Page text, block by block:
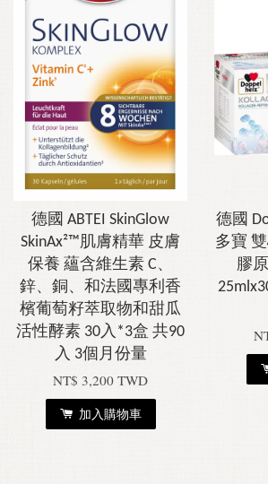
德國 ABTEI SkinGlow
SkinAx²™肌膚精華 皮膚
保養 蘊含維生素 C、
鋅、銅、和法國專利香
檳葡萄籽萃取物和甜瓜
活性酵素 30入*3盒 共90
入 3個月份量
NT$ 3,200 TWD
加入購物車
德國
多寶
膠